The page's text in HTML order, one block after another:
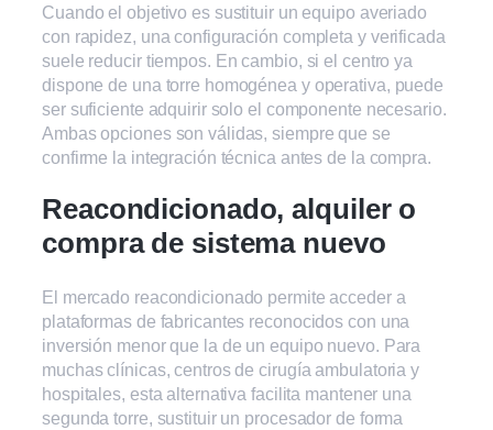
Cuando el objetivo es sustituir un equipo averiado
con rapidez, una configuración completa y verificada
suele reducir tiempos. En cambio, si el centro ya
dispone de una torre homogénea y operativa, puede
ser suficiente adquirir solo el componente necesario.
Ambas opciones son válidas, siempre que se
confirme la integración técnica antes de la compra.
Reacondicionado, alquiler o
compra de sistema nuevo
El mercado reacondicionado permite acceder a
plataformas de fabricantes reconocidos con una
inversión menor que la de un equipo nuevo. Para
muchas clínicas, centros de cirugía ambulatoria y
hospitales, esta alternativa facilita mantener una
segunda torre, sustituir un procesador de forma